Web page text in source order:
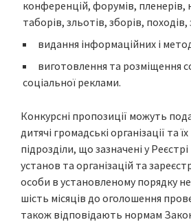
конференцій, форумів, пленерів,
таборів, зльотів, зборів,
видання інформаційних і
виготовлення та розміщення
соціальної реклами.
Конкурсні пропозиції можуть
дитячі громадські організації та
підрозділи, що зазначені у
установ та організацій та
особи в установленому порядку не
шість місяців до оголошення
також відповідають нормам